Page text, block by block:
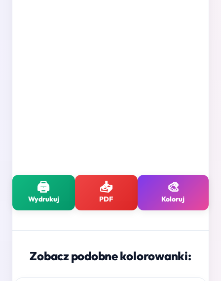
🖨️
Wydrukuj
📥
PDF
🎨
Koloruj
Zobacz podobne kolorowanki: